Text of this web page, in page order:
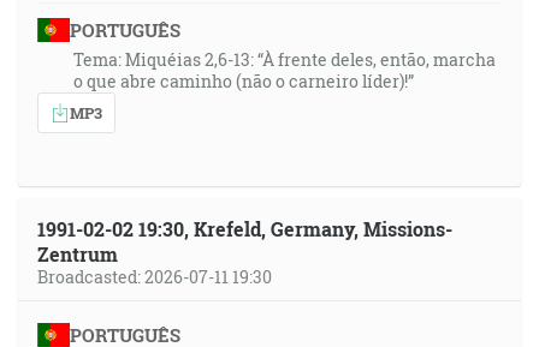
PORTUGUÊS
Tema: Miquéias 2,6-13: “À frente deles, então, marcha
o que abre caminho (não o carneiro líder)!”
MP3
1991-02-02 19:30, Krefeld, Germany, Missions-
Zentrum
Broadcasted: 2026-07-11 19:30
PORTUGUÊS